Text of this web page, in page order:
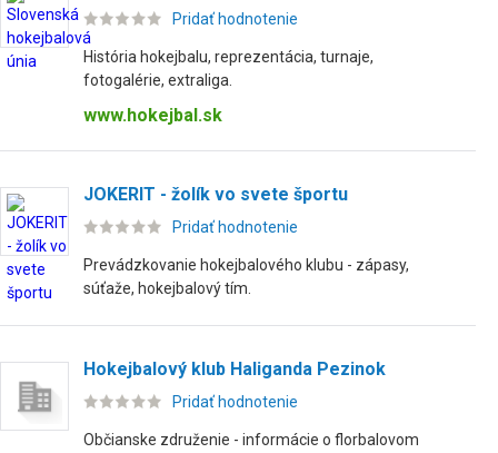
Pridať hodnotenie
História hokejbalu, reprezentácia, turnaje,
fotogalérie, extraliga.
www.hokejbal.sk
JOKERIT - žolík vo svete športu
Pridať hodnotenie
Prevádzkovanie hokejbalového klubu - zápasy,
súťaže, hokejbalový tím.
Hokejbalový klub Haliganda Pezinok
Pridať hodnotenie
Občianske združenie - informácie o florbalovom